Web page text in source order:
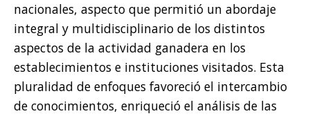
nacionales, aspecto que permitió un abordaje
integral y multidisciplinario de los distintos
aspectos de la actividad ganadera en los
establecimientos e instituciones visitados. Esta
pluralidad de enfoques favoreció el intercambio
de conocimientos, enriqueció el análisis de las